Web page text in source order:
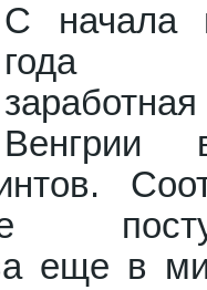
С начала
года
Венгрии
еще в